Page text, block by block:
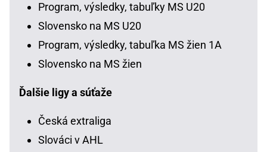
Program, výsledky, tabuľky MS U20
Slovensko na MS U20
Program, výsledky, tabuľka MS žien 1A
Slovensko na MS žien
Ďalšie ligy a súťaže
Česká extraliga
Slováci v AHL